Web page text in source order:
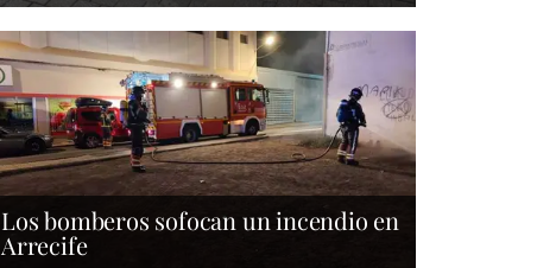
Los bomberos sofocan un incendio en
Arrecife